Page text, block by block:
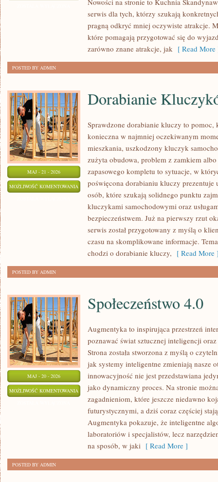
POLARNA
ZJAWISKA
NATURY
Nowości na stronie to Kuchnia
serwis dla tych, którzy szukają
pragną odkryć mniej oczywiste atrakcje.
które pomagają przygotować się do
zarówno znane atrakcje, jak [ Read More
POSTED BY ADMIN
MAJ - 21 - 2026
MOŻLIWOŚĆ KOMENTOWANIA DORABIANIE
KLUCZYKÓW
Dorabianie
Sprawdzone dorabianie kluczy to pomoc,
konieczna w najmniej oczekiwanym
mieszkania, uszkodzony kluczyk
zużyta obudowa, problem z zamkiem
zapasowego kompletu to sytuacje, w
poświęcona dorabianiu kluczy prezentuje
osób, które szukają solidnego punktu
kluczykami samochodowymi oraz
bezpieczeństwem. Już na pierwszy rzut
serwis został przygotowany z myślą o
czasu na skomplikowane informacje.
chodzi o dorabianie kluczy, [ Read More
POSTED BY ADMIN
MAJ - 20 - 2026
MOŻLIWOŚĆ KOMENTOWANIA SPOŁECZEŃSTWO
Społeczeństwo 4.0
Augmentyka to inspirująca przestrzeń
poznawać świat sztucznej inteligencji oraz
Strona została stworzona z myślą o
jak systemy inteligentne zmieniają nasze
innowacyjność nie jest przedstawiana
jako dynamiczny proces. Na stronie
zagadnieniom, które jeszcze niedawno
futurystycznymi, a dziś coraz częściej
Augmentyka pokazuje, że inteligentne
laboratoriów i specjalistów, lecz
na sposób, w jaki [ Read More ]
POSTED BY ADMIN